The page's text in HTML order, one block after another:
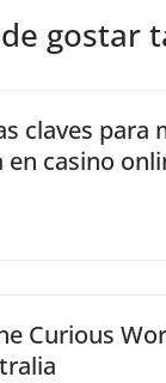
gostar
claves para
en casino
Curious